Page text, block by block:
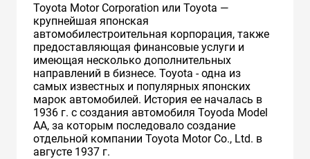
Toyota Motor Corporation или Toyota —
крупнейшая японская
автомобилестроительная корпорация, также
предоставляющая финансовые услуги и
имеющая несколько дополнительных
направлений в бизнесе. Toyota - одна из
самых известных и популярных японских
марок автомобилей. История ее началась в
1936 г. с создания автомобиля Toyoda Model
AA, за которым последовало создание
отдельной компании Toyota Motor Co., Ltd. в
августе 1937 г.